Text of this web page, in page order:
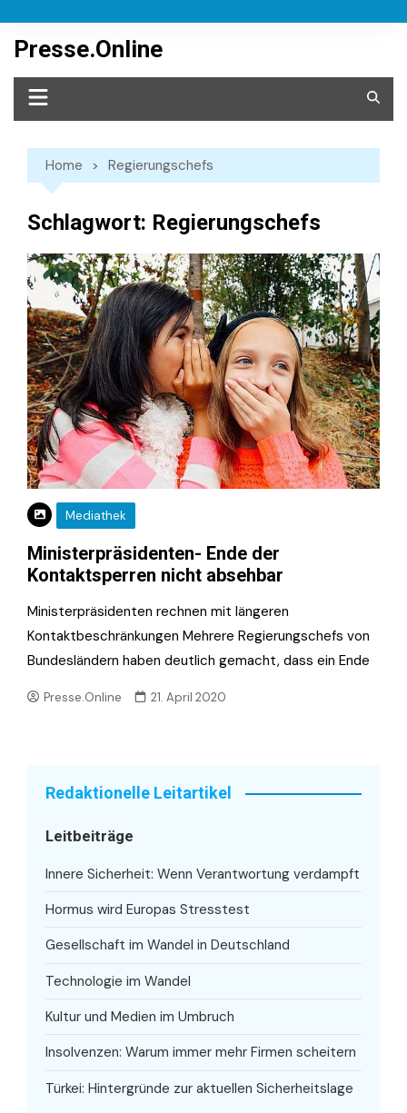
content
Presse.Online
Home Regierungschefs
Schlagwort: Regierungschefs
Mediathek
Ministerpräsidenten- Ende der
Kontaktsperren nicht absehbar
Ministerpräsidenten rechnen mit längeren
Kontaktbeschränkungen Mehrere Regierungschefs von
Bundesländern haben deutlich gemacht, dass ein Ende
Presse.Online 21. April 2020
Redaktionelle Leitartikel
Leitbeiträge
Innere Sicherheit: Wenn Verantwortung verdampft
Hormus wird Europas Stresstest
Gesellschaft im Wandel in Deutschland
Technologie im Wandel
Kultur und Medien im Umbruch
Insolvenzen: Warum immer mehr Firmen scheitern
Türkei: Hintergründe zur aktuellen Sicherheitslage